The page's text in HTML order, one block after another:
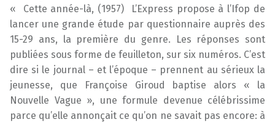
« Cette année-là, (1957) L’Express propose à l’Ifop de
lancer une grande étude par questionnaire auprès des
15-29 ans, la première du genre. Les réponses sont
publiées sous forme de feuilleton, sur six numéros. C’est
dire si le journal – et l’époque – prennent au sérieux la
jeunesse, que Françoise Giroud baptise alors « la
Nouvelle Vague », une formule devenue célébrissime
parce qu’elle annonçait ce qu’on ne savait pas encore: à